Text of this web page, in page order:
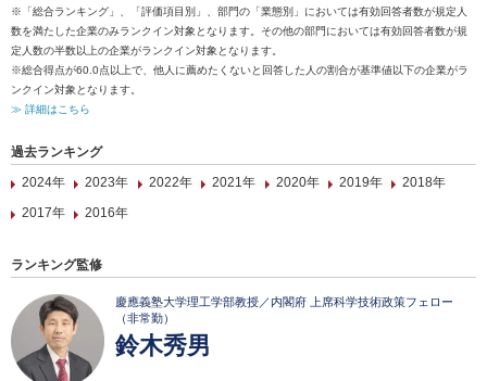
※「総合ランキング」、「評価項目別」、部門の「業態別」においては有効回答者数が規定人
数を満たした企業のみランクイン対象となります。その他の部門においては有効回答者数が規
定人数の半数以上の企業がランクイン対象となります。
※総合得点が60.0点以上で、他人に薦めたくないと回答した人の割合が基準値以下の企業がラ
ンクイン対象となります。
≫ 詳細はこちら
過去ランキング
2024年
2023年 2022年 2021年 2020年 2019年
2018年
2017年
2016年
ランキング監修
慶應義塾大学理工学部教授／内閣府 上席科学技術政策フェロー
（非常勤）
鈴木秀男